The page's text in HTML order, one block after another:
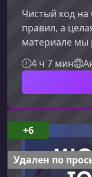
Чистый код
правил, а
материале мы
научитесь в
почему
существенно
чём этот
описанных
адаптирован
на C#. Вы
легко читать,
4 ч 7 мин
+6
Удален по